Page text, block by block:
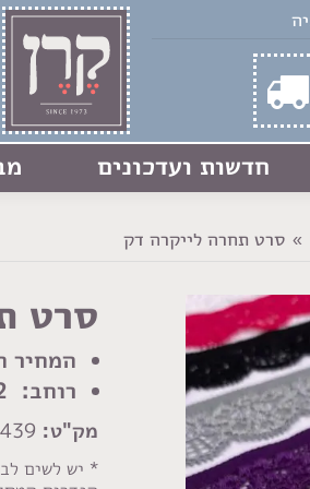
חדשות ועדכונים
סרט תחרה לייקרה דק
סרט
המחיר
רוחב: 2.2 ס"מ
מק"ט:
* יש לשים